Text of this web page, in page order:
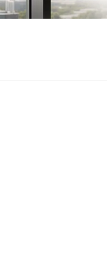
Zum
Inhalt